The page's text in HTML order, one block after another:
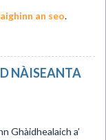
an seo.
NÀISEANTA
Ghàidhealaich a’